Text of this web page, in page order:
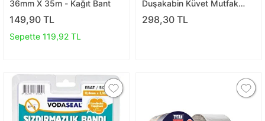
36mm X 35m - Kağıt Bant
149,90 TL
Sepette 119,92 TL
Duşakabin Küvet Mutfak
Lavabo Tezgah Sızdırmaz Su
Geçirmez Kenar Bandı
298,30 TL